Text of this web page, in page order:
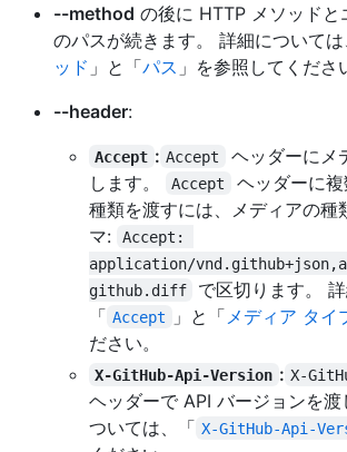
--method の後に HTTP メソッドと
のパスが続きます。 詳細については
ッド 」と「パス 」を参照してくださ
--header:
Accept : Accept
ヘッダーにメ
します。
Accept
ヘッダーに
種類を渡すには、メディアの種
マ:
Accept:
application/
github.diff
で区切ります。 詳
「 Accept 」と「 メディア タイ
ださい。
X-GitHub-Api-Version : X-
ヘッダーで API バージョンを渡
ついては、「 X-GitHub-Api-